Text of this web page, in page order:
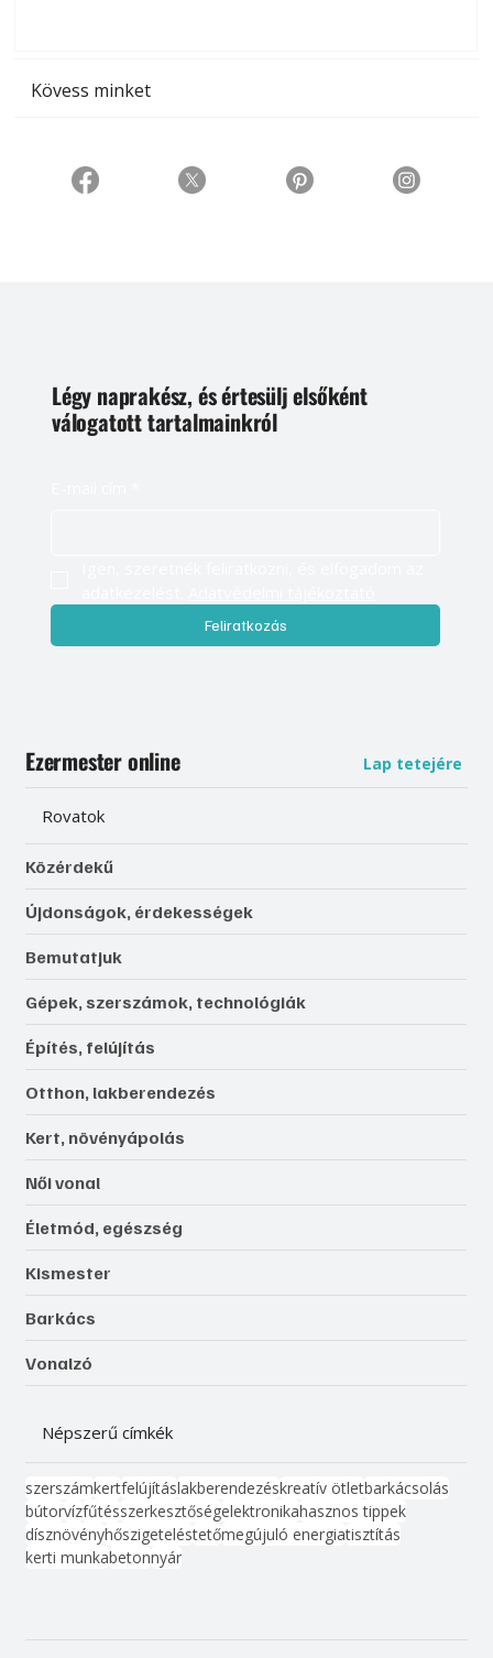
Kövess minket
Légy naprakész, és értesülj elsőként
válogatott tartalmainkról
Feliratkozás
Ezermester online Lap tetejére
Rovatok
Közérdekű
Újdonságok, érdekességek
Bemutatjuk
Gépek, szerszámok, technológiák
Építés, felújítás
Otthon, lakberendezés
Kert, növényápolás
Női vonal
Életmód, egészség
Kismester
Barkács
Vonalzó
Népszerű címkék
szerszámkertfelújításlakberendezéskreatív ötletbarkácsolás
bútorvízfűtésszerkesztőségelektronikahasznos tippek
dísznövényhőszigeteléstetőmegújuló energiatisztítás
kerti munkabetonnyár